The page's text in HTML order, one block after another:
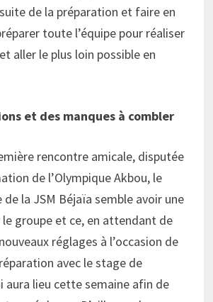
de la préparation et faire en
toute l’équipe pour réaliser
aller le plus loin possible en
et des manques à combler
rencontre amicale, disputée
de l’Olympique Akbou, le
la JSM Béjaïa semble avoir une
le groupe et ce, en attendant de
réglages à l’occasion de
avec le stage de
aura lieu cette semaine afin de